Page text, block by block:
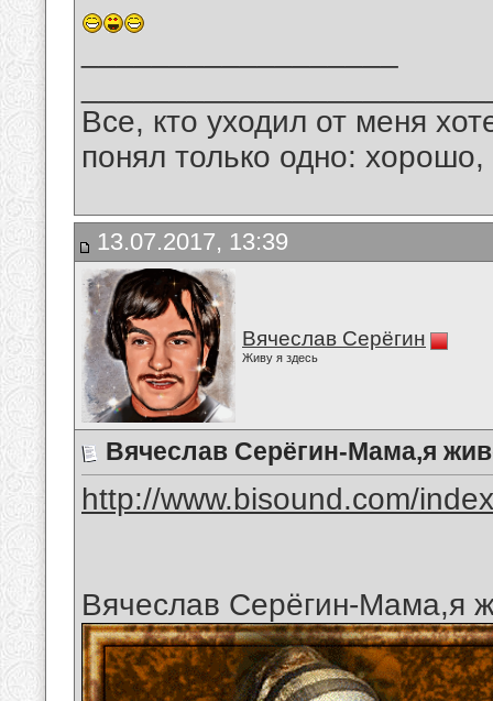
Все, кто уходил от меня
понял только одно:
13.07.2017, 13:39
Вячеслав Серёгин
Живу я здесь
Вячеслав Серёгин-Мама,я
http://www.bisound.com/
Вячеслав Серёгин-Мама,я